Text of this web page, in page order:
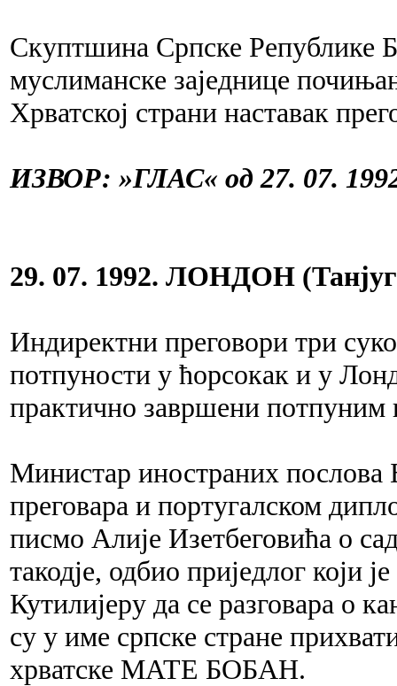
Скуптшина Српске Републике
муслиманске заједнице
Хрватској страни наставак
ИЗВОР: »ГЛАС« од 27. 07.
29. 07. 1992. ЛОНДОН
Индиректни преговори три
потпуности у ћорсокак и у
практично завршени потпуним
Министар иностраних послова
преговара и португалском
писмо Алије Изетбеговића о
такодје, одбио приједлог који
Кутилијеру да се разговара о
су у име српске стране
хрватске МАТЕ БОБАН.